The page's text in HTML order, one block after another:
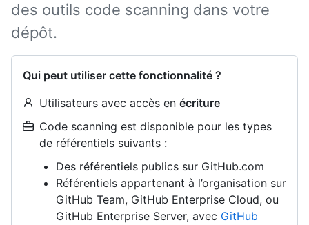
des outils code scanning dans votre
dépôt.
Qui peut utiliser cette fonctionnalité ?
Utilisateurs avec accès en écriture
Code scanning est disponible pour les types
de référentiels suivants :
Des référentiels publics sur GitHub.com
Référentiels appartenant à l’organisation sur
GitHub Team, GitHub Enterprise Cloud, ou
GitHub Enterprise Server, avec GitHub